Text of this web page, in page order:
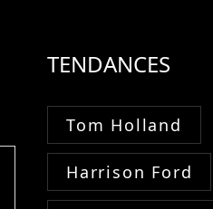
TENDANCES
Tom Holland
Harrison Ford